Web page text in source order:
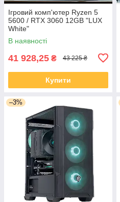
Ігровий комп'ютер Ryzen 5
5600 / RTX 3060 12GB "LUX
White"
В наявності
41 928,25 ₴ 43 225 ₴
Купити
–3%